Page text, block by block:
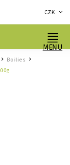
CZK
Boilies /